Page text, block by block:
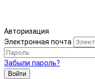
Авторизация
Электронная почта
Забыли пароль?
Войти